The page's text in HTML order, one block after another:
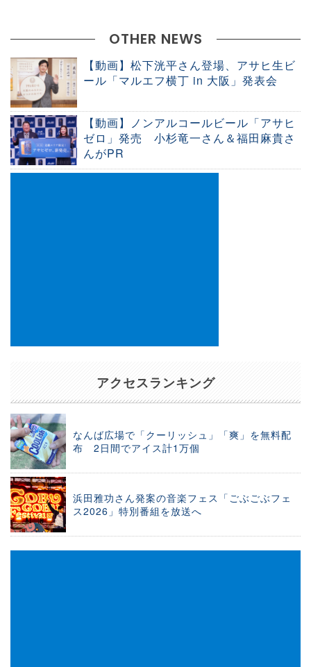
OTHER NEWS
【動画】松下洸平さん登場、アサヒ生ビ
ール「マルエフ横丁 in 大阪」発表会
【動画】ノンアルコールビール「アサヒ
ゼロ」発売 小杉竜一さん＆福田麻貴さ
んがPR
アクセスランキング
なんば広場で「クーリッシュ」「爽」を無料配
布 2日間でアイス計1万個
浜田雅功さん発案の音楽フェス「ごぶごぶフェ
ス2026」特別番組を放送へ